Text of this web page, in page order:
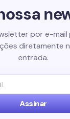
por e-mail
diretamente
entrada.
Assinar